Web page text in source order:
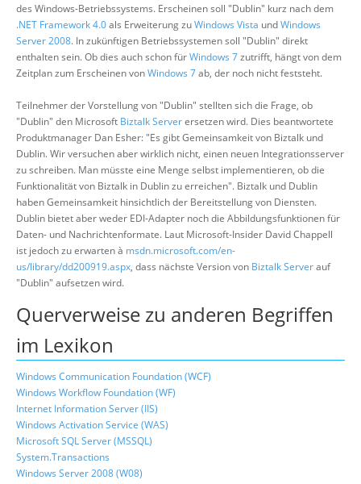
des Windows-Betriebssystems. Erscheinen soll "Dublin" kurz nach dem
.NET Framework 4.0als Erweiterung zuWindows Vista undWindows
Server 2008. In zukünftigen Betriebssystemen soll "Dublin" direkt
enthalten sein. Ob dies auch schon fürWindows 7zutrifft, hängt von dem
Zeitplan zum Erscheinen vonWindows 7ab, der noch nicht feststeht.
Teilnehmer der Vorstellung von "Dublin" stellten sich die Frage, ob
"Dublin" den Microsoft Biztalk Serverersetzen wird. Dies beantwortete
Produktmanager Dan Esher: "Es gibt Gemeinsamkeit von Biztalk und
Dublin. Wir versuchen aber wirklich nicht, einen neuen Integrationsserver
zu schreiben. Man müsste eine Menge selbst implementieren, ob die
Funktionalität von Biztalk in Dublin zu erreichen". Biztalk und Dublin
haben Gemeinsamkeit hinsichtlich der Bereitstellung von Diensten.
Dublin bietet aber weder EDI-Adapter noch die Abbildungsfunktionen für
Daten- und Nachrichtenformate. Laut Microsoft-Insider David Chappell
ist jedoch zu erwarten à msdn.microsoft.com/en-
us/library/dd200919.aspx, dass nächste Version von Biztalk Serverauf
"Dublin" aufsetzen wird.
Querverweise zu anderen Begriffen
im Lexikon
Windows Communication Foundation (WCF)
Windows Workflow Foundation (WF)
Internet Information Server (IIS)
Windows Activation Service (WAS)
Microsoft SQL Server (MSSQL)
System.Transactions
Windows Server 2008 (W08)